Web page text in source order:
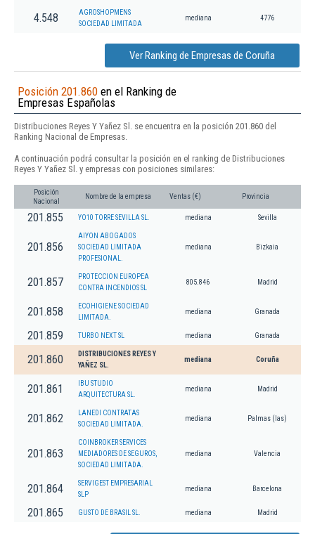
4.548
AGROSHOPMENS
SOCIEDAD LIMITADA
mediana 4776
Ver Ranking de Empresas de Coruña
Posición 201.860 en el Ranking de
Empresas Españolas
Distribuciones Reyes Y Yañez Sl. se encuentra en la posición 201.860 del
Ranking Nacional de Empresas.
A continuación podrá consultar la posición en el ranking de Distribuciones
Reyes Y Yañez Sl. y empresas con posiciones similares:
Posición
Nacional
Nombre de la empresa Ventas (€) Provincia
201.855 YO10 TORRE SEVILLA SL. mediana Sevilla
201.856
AIYON ABOGADOS
SOCIEDAD LIMITADA
PROFESIONAL.
mediana Bizkaia
201.857
PROTECCION EUROPEA
CONTRA INCENDIOS SL
805.846 Madrid
201.858
ECOHIGIENE SOCIEDAD
LIMITADA.
mediana Granada
201.859 TURBO NEXT SL mediana Granada
201.860
DISTRIBUCIONES REYES Y
YAÑEZ SL.
mediana Coruña
201.861
IBU STUDIO
ARQUITECTURA SL.
mediana Madrid
201.862
LANEDI CONTRATAS
SOCIEDAD LIMITADA.
mediana Palmas (las)
201.863
COINBROKER SERVICES
MEDIADORES DE SEGUROS,
SOCIEDAD LIMITADA.
mediana Valencia
201.864
SERVIGEST EMPRESARIAL
SLP
mediana Barcelona
201.865 GUSTO DE BRASIL SL. mediana Madrid